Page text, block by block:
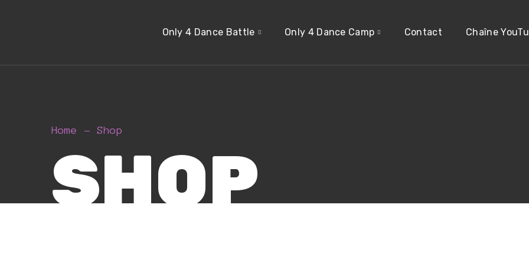
Only 4 Dance Battle Only 4 Dance Camp Contact Chaîne
Home Shop
SHOP